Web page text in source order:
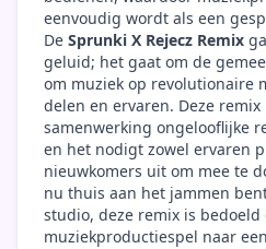
eenvoudig wordt als een
De Sprunki X Rejecz Remix
geluid; het gaat om de
om muziek op revolutionaire
delen en ervaren. Deze
samenwerking ongelooflijke
en het nodigt zowel ervaren
nieuwkomers uit om mee te
nu thuis aan het jammen
studio, deze remix is bedoeld
muziekproductiespel naar